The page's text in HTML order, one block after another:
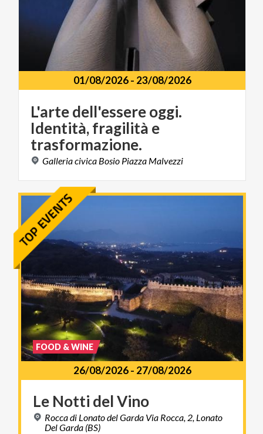
01/08/2026- 23/08/2026
L'arte dell'essere oggi.
Identità, fragilità e
trasformazione.
Galleriacivica Bosio Piazza Malvezzi
26/08/2026- 27/08/2026
Le Notti delVino
Rocca di Lonato del Garda Via Rocca, 2, Lonato
Del Garda (BS)
FOOD & WINE